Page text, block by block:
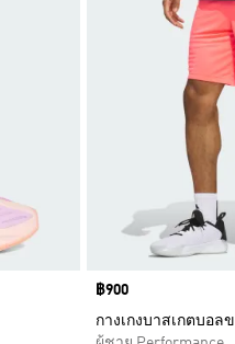
Price
฿900
กางเกงบาสเกตบอล